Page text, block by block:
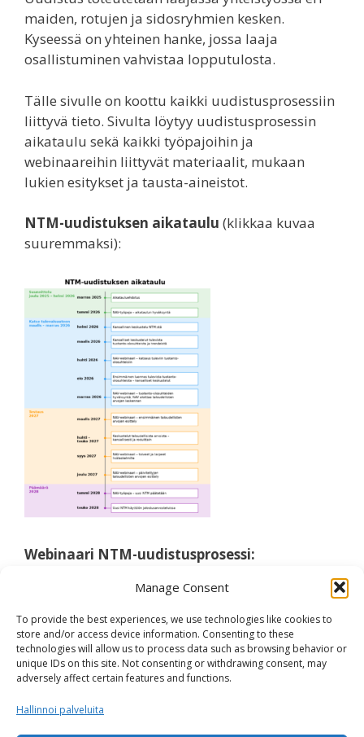
Manage Consent
To provide the best experiences, we use technologies like cookies to
store and/or access device information. Consenting to these
technologies will allow us to process data such as browsing behavior or
unique IDs on this site. Not consenting or withdrawing consent, may
adversely affect certain features and functions.
Hallinnoi palveluita
maiden, rotujen ja sidosryhmien kesken.
Kyseessä on yhteinen hanke, jossa laaja
osallistuminen vahvistaa lopputulosta.
Tälle sivulle on koottu kaikki uudistusprosessiin
liittyvä tieto. Sivulta löytyy uudistusprosessin
aikataulu sekä kaikki työpajoihin ja
webinaareihin liittyvät materiaalit, mukaan
lukien esitykset ja tausta-aineistot.
NTM-uudistuksen aikataulu (klikkaa kuvaa
suuremmaksi):
Webinaari NTM-uudistusprosessi:
trendit, 21.4.2026
NTM-uudistusprosessin tilannekatsaus, Haifa
Splittorff
olosuhteet, Ida Hansson